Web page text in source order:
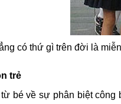
có thứ gì trên đời là
trẻ
bé về sự phân biệt công